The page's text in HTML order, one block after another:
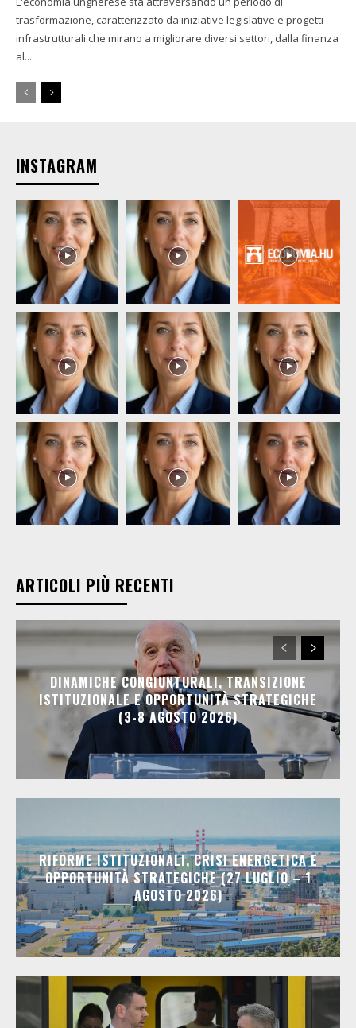
trasformazione, caratterizzato da iniziative legislative e progetti
infrastrutturali che mirano a migliorare diversi settori, dalla finanza
al...
INSTAGRAM
ARTICOLI PIÙ RECENTI
DINAMICHE CONGIUNTURALI, TRANSIZIONE
ISTITUZIONALE E OPPORTUNITÀ STRATEGICHE
(3-8 AGOSTO 2026)
RIFORME ISTITUZIONALI, CRISI ENERGETICA E
OPPORTUNITÀ STRATEGICHE (27 LUGLIO – 1
AGOSTO 2026)